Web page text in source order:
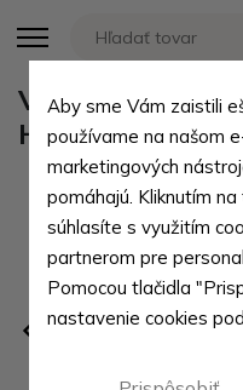
Vysoko účinná
Hannes
Aby sme Vám zaistili
používame na našom
marketingových
pomáhajú. Kliknutím
súhlasíte s využitím
partnerom pre
Pomocou tlačidla
nastavenie cookies